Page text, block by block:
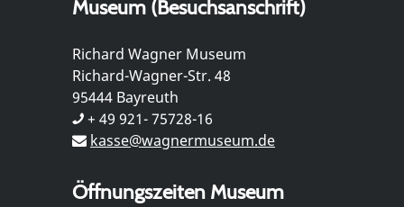
Museum (Besuchsanschrift)
Richard Wagner Museum
Richard-Wagner-Str. 48
95444 Bayreuth
+ 49 921- 75728-16
kasse@wagnermuseum.de
Öffnungszeiten Museum